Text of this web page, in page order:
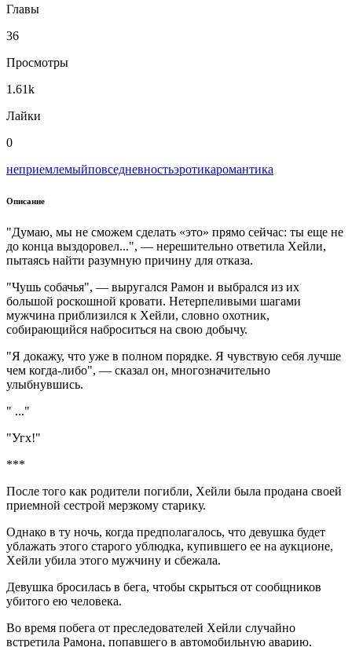
Главы
36
Просмотры
1.61k
Лайки
0
неприемлемыйповседневностьэротикаромантика
Описание
"Думаю, мы не сможем сделать «это» прямо сейчас: ты еще не
до конца выздоровел...", — нерешительно ответила Хейли,
пытаясь найти разумную причину для отказа.
"Чушь собачья", — выругался Рамон и выбрался из их
большой роскошной кровати. Нетерпеливыми шагами
мужчина приблизился к Хейли, словно охотник,
собирающийся наброситься на свою добычу.
"Я докажу, что уже в полном порядке. Я чувствую себя лучше
чем когда-либо", — сказал он, многозначительно
улыбнувшись.
" ..."
"Угх!"
***
После того как родители погибли, Хейли была продана своей
приемной сестрой мерзкому старику.
Однако в ту ночь, когда предполагалось, что девушка будет
ублажать этого старого ублюдка, купившего ее на аукционе,
Хейли убила этого мужчину и сбежала.
Девушка бросилась в бега, чтобы скрыться от сообщников
убитого ею человека.
Во время побега от преследователей Хейли случайно
встретила Рамона, попавшего в автомобильную аварию.